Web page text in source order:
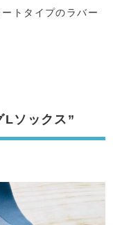
トタイプのラバー
Lソックス”